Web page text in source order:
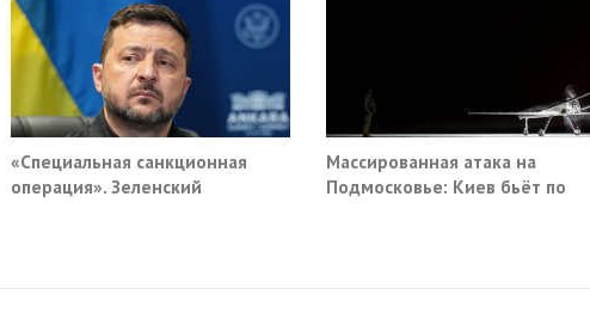
«Специальная санкционная
операция». Зеленский
Массированная атака на
Подмосковье: Киев бьёт по